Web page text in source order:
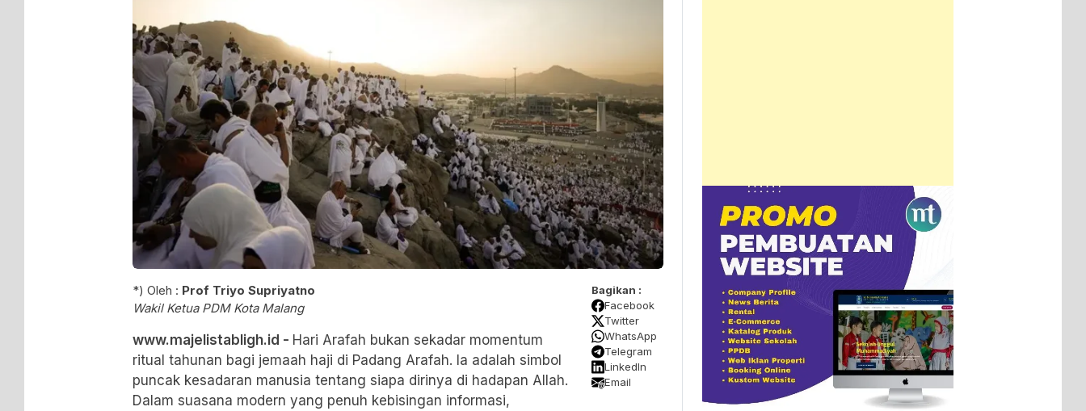
*) Oleh : Prof Triyo Supriyatno
Wakil Ketua PDM Kota Malang
www.majelistabligh.id - Hari Arafah bukan sekadar momentum
ritual tahunan bagi jemaah haji di Padang Arafah. Ia adalah simbol
puncak kesadaran manusia tentang siapa dirinya di hadapan Allah.
Dalam suasana modern yang penuh kebisingan informasi,
Bagikan :
Facebook
Twitter
WhatsApp
Telegram
LinkedIn
Email